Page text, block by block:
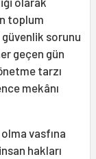
toplum
güvenlik sorunu
geçen gün
tarzı
mekânı
vasfına
hakları